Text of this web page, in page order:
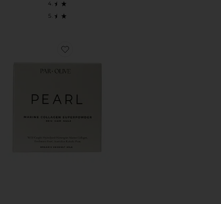
Favorite КОЛЛАГЕН PEARL MARINE COLLAGEN